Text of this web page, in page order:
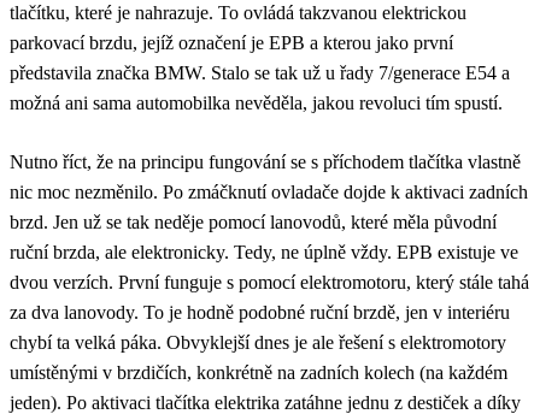
tlačítku, které je nahrazuje. To ovládá takzvanou elektrickou
parkovací brzdu, jejíž označení je EPB a kterou jako první
představila značka BMW. Stalo se tak už u řady 7/generace E54 a
možná ani sama automobilka nevěděla, jakou revoluci tím spustí.
Nutno říct, že na principu fungování se s příchodem tlačítka vlastně
nic moc nezměnilo. Po zmáčknutí ovladače dojde k aktivaci zadních
brzd. Jen už se tak neděje pomocí lanovodů, které měla původní
ruční brzda, ale elektronicky. Tedy, ne úplně vždy. EPB existuje ve
dvou verzích. První funguje s pomocí elektromotoru, který stále tahá
za dva lanovody. To je hodně podobné ruční brzdě, jen v interiéru
chybí ta velká páka. Obvyklejší dnes je ale řešení s elektromotory
umístěnými v brzdičích, konkrétně na zadních kolech (na každém
jeden). Po aktivaci tlačítka elektrika zatáhne jednu z destiček a díky